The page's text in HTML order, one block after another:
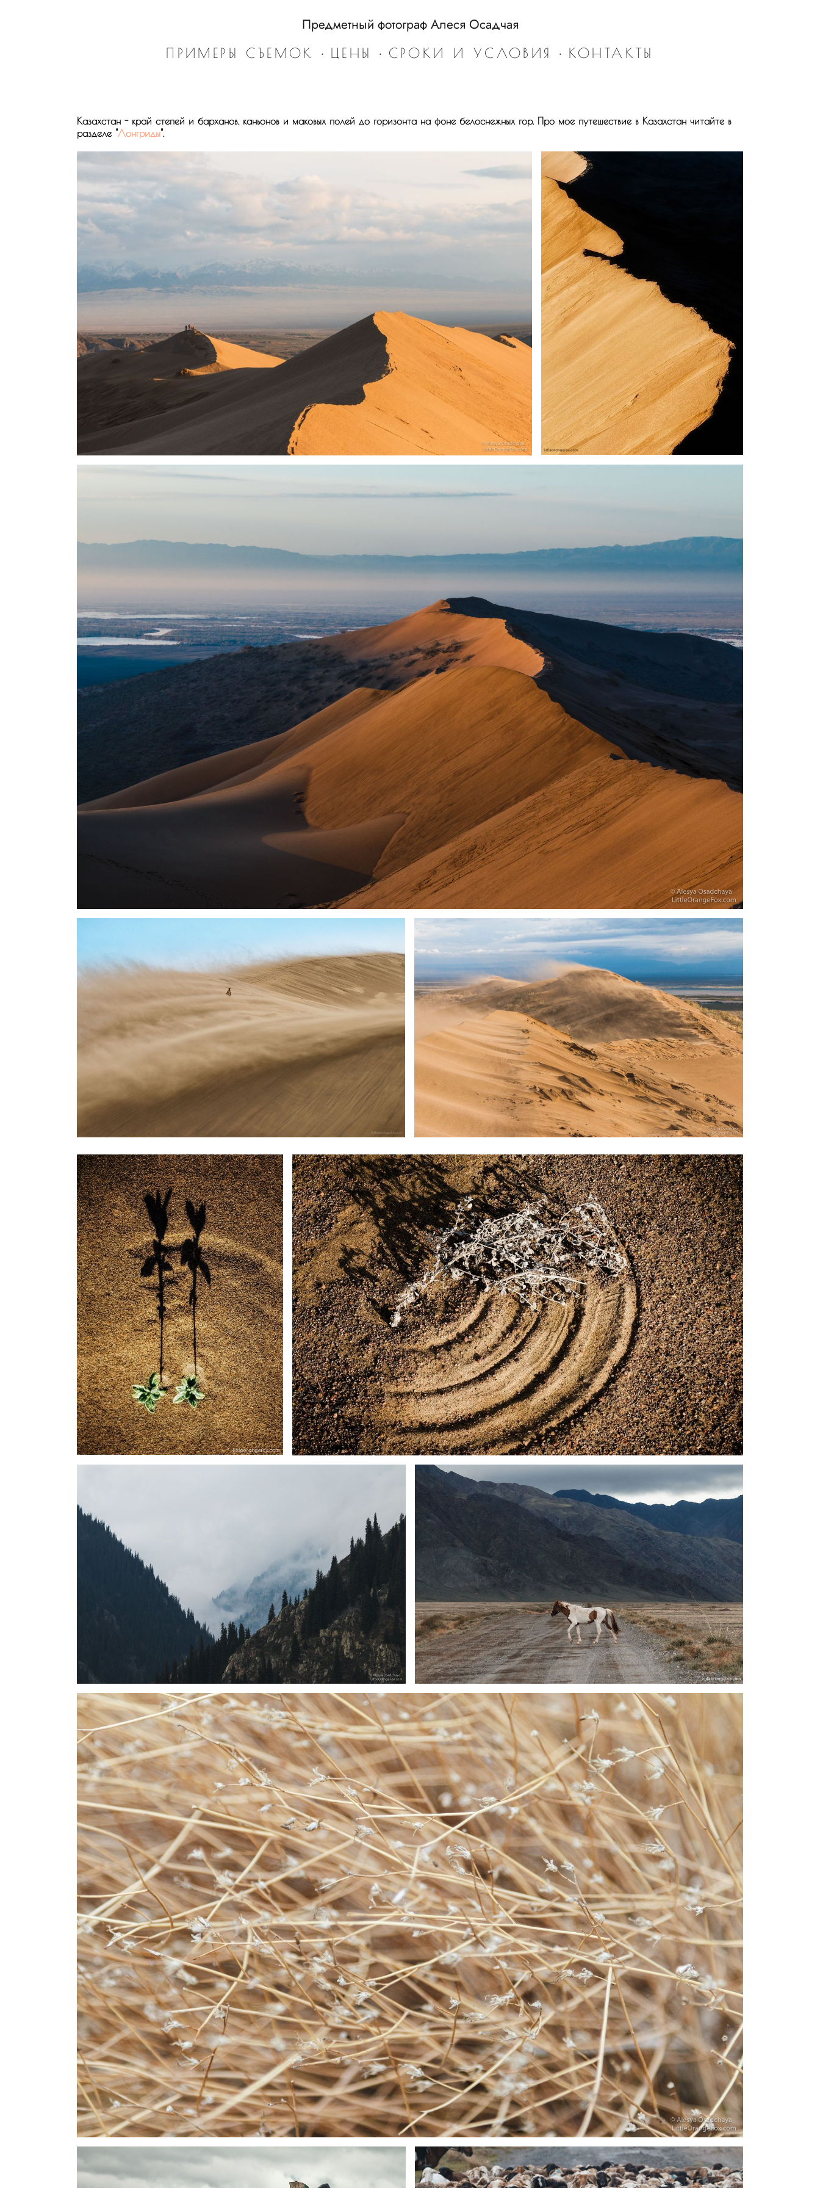
Предметный фотограф Алеся Осадчая
ПРИМЕРЫ СЪЕМОК • ЦЕНЫ • СРОКИ И УСЛОВИЯ • КОНТАКТЫ
Казахстан - край степей и барханов, каньонов и маковых полей до горизонта на фоне белоснежных гор. Про мое путешествие в Казахстан читайте в
разделе "Лонгриды".